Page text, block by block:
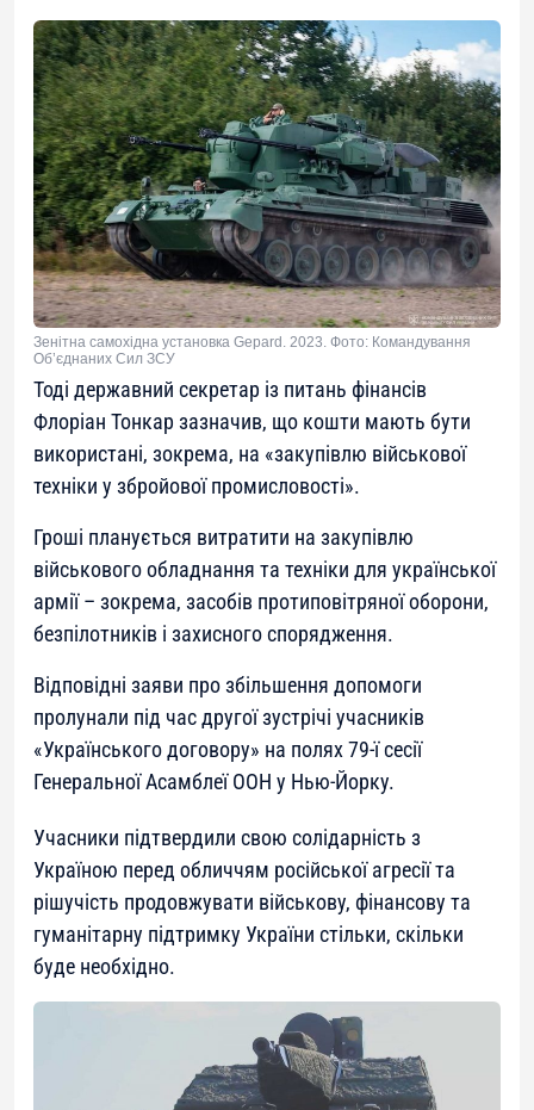
Зенітна самохідна установка Gepard. 2023. Фото: Командування
Об’єднаних Сил ЗСУ
Тоді державний секретар із питань фінансів
Флоріан Тонкар зазначив, що кошти мають бути
використані, зокрема, на «закупівлю військової
техніки у збройової промисловості».
Гроші планується витратити на закупівлю
військового обладнання та техніки для української
армії – зокрема, засобів протиповітряної оборони,
безпілотників і захисного спорядження.
Відповідні заяви про збільшення допомоги
пролунали під час другої зустрічі учасників
«Українського договору» на полях 79-ї сесії
Генеральної Асамблеї ООН у Нью-Йорку.
Учасники підтвердили свою солідарність з
Україною перед обличчям російської агресії та
рішучість продовжувати військову, фінансову та
гуманітарну підтримку України стільки, скільки
буде необхідно.